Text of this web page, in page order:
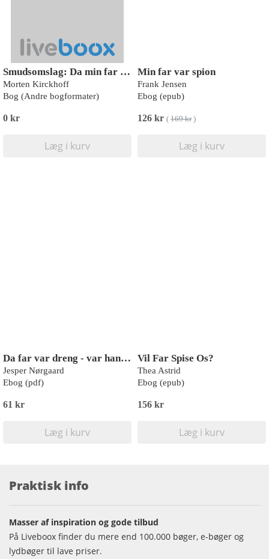
Smudsomslag: Da min far var min far (9788727248356)
Morten Kirckhoff
Bog (Andre bogformater)
0 kr
Læg i kurv
Min far var spion
Frank Jensen
Ebog (epub)
126 kr ( 169 kr)
Læg i kurv
Da far var dreng - var han i Zoo
Jesper Nørgaard
Ebog (pdf)
61 kr
Læg i kurv
Vil Far Spise Os?
Thea Astrid
Ebog (epub)
156 kr
Læg i kurv
Praktisk info
Masser af inspiration og gode tilbud
På Liveboox finder du mere end 100.000 bøger, e-bøger og
lydbøger til lave priser.